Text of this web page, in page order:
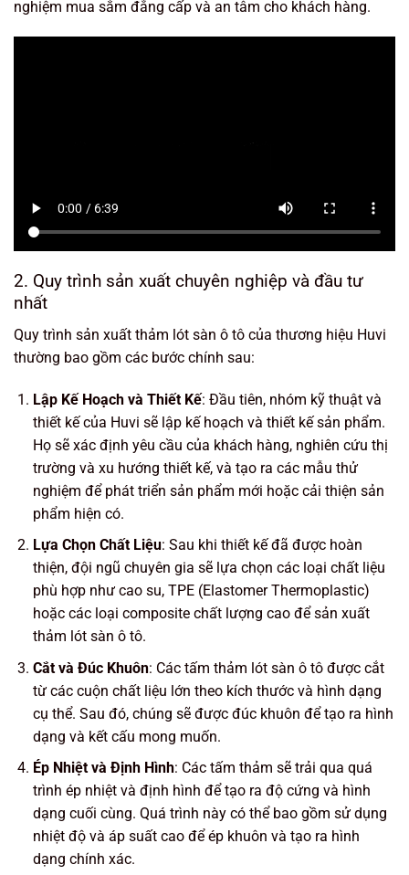
nghiệm mua sắm đẳng cấp và an tâm cho khách hàng.
2. Quy trình sản xuất chuyên nghiệp và đầu tư
nhất
Quy trình sản xuất thảm lót sàn ô tô của thương hiệu Huvi
thường bao gồm các bước chính sau:
Lập Kế Hoạch và Thiết Kế: Đầu tiên, nhóm kỹ thuật và
thiết kế của Huvi sẽ lập kế hoạch và thiết kế sản phẩm.
Họ sẽ xác định yêu cầu của khách hàng, nghiên cứu thị
trường và xu hướng thiết kế, và tạo ra các mẫu thử
nghiệm để phát triển sản phẩm mới hoặc cải thiện sản
phẩm hiện có.
Lựa Chọn Chất Liệu: Sau khi thiết kế đã được hoàn
thiện, đội ngũ chuyên gia sẽ lựa chọn các loại chất liệu
phù hợp như cao su, TPE (Elastomer Thermoplastic)
hoặc các loại composite chất lượng cao để sản xuất
thảm lót sàn ô tô.
Cắt và Đúc Khuôn: Các tấm thảm lót sàn ô tô được cắt
từ các cuộn chất liệu lớn theo kích thước và hình dạng
cụ thể. Sau đó, chúng sẽ được đúc khuôn để tạo ra hình
dạng và kết cấu mong muốn.
Ép Nhiệt và Định Hình: Các tấm thảm sẽ trải qua quá
trình ép nhiệt và định hình để tạo ra độ cứng và hình
dạng cuối cùng. Quá trình này có thể bao gồm sử dụng
nhiệt độ và áp suất cao để ép khuôn và tạo ra hình
dạng chính xác.